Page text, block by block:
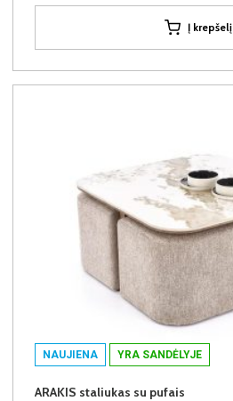
Į krepšelį
NAUJIENA YRA SANDĖLYJE
ARAKIS staliukas su pufais